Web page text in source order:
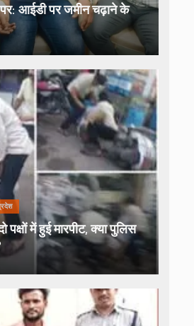
पर: आईडी पर जमीन चढ़ाने के
पक्षों में हुई मारपीट, क्या पुलिस